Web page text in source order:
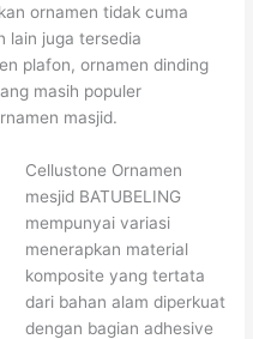
ornamen tidak cuma
lain juga tersedia
plafon, ornamen dinding
masih populer
masjid.
Cellustone Ornamen
mesjid BATUBELING
mempunyai variasi
menerapkan material
komposite yang tertata
dari bahan alam diperkuat
dengan bagian adhesive